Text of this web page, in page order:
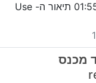
לשמוע בפרק זה? 01:55 תיאור ה- Use
מכנס